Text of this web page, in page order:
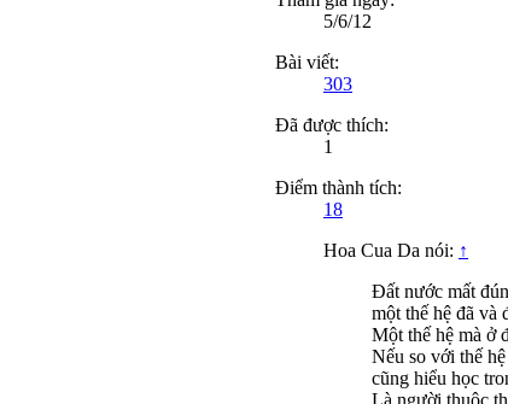
5/6/12
Bài viết:
303
Đã được thích:
1
Điểm thành tích:
18
Hoa Cua Da nói: ↑
Đất nước mất
một thế hệ đã và
Một thế hệ mà ở
Nếu so với thế
cũng hiểu học